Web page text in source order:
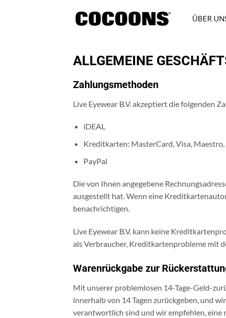
ÜBER
ALLGEMEINE
Zahlungsmethoden
Live Eyewear B.V. akzeptiert die folgenden
iDEAL
Kreditkarten: MasterCard, Visa, Maestro,
PayPal
Die von Ihnen angegebene
ausgestellt hat. Wenn eine
benachrichtigen.
Live Eyewear B.V. kann keine
als Verbraucher, Kreditkartenprobleme mit
Warenrückgabe zur
Mit unserer problemlosen 14-Tage-Geld-
innerhalb von 14 Tagen zurückgeben, und
verantwortlich sind und wir empfehlen, eine